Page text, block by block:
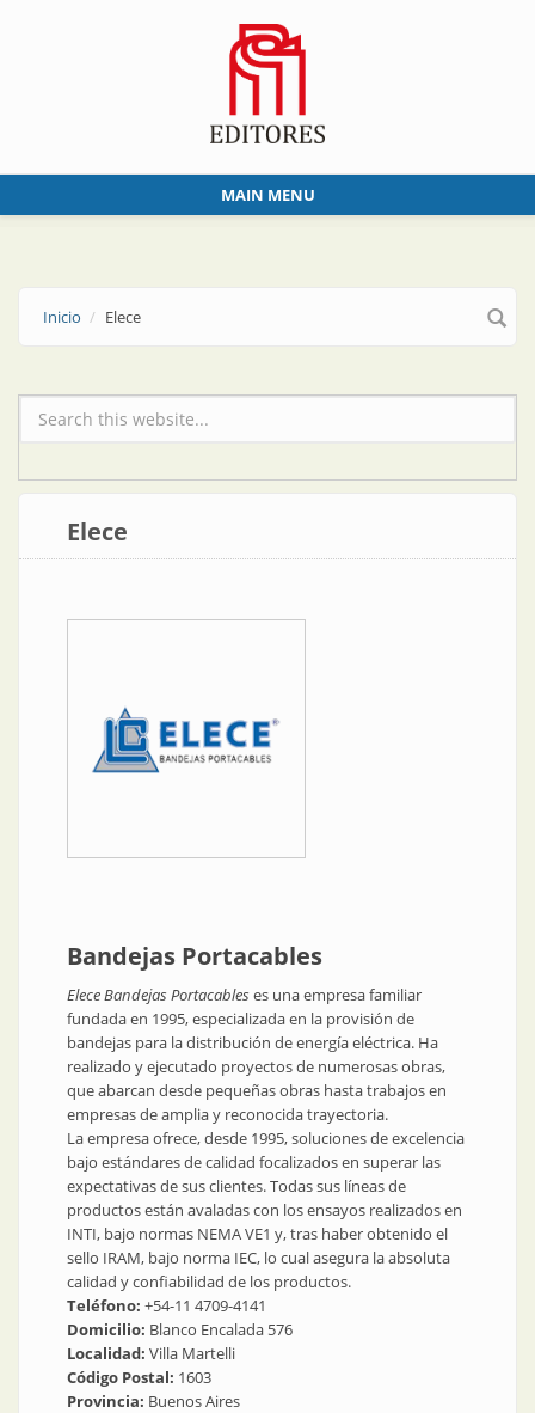
MAIN MENU
Inicio Elece
Formulario de búsqueda
Elece
Bandejas Portacables
Elece Bandejas Portacableses una empresa familiar
fundada en 1995, especializada en la provisión de
bandejas para la distribución de energía eléctrica. Ha
realizado y ejecutado proyectos de numerosas obras,
que abarcan desde pequeñas obras hasta trabajos en
empresas de amplia y reconocida trayectoria.
La empresa ofrece, desde 1995, soluciones de excelencia
bajo estándares de calidad focalizados en superar las
expectativas de sus clientes. Todas sus líneas de
productos están avaladas con los ensayos realizados en
INTI, bajo normas NEMA VE1 y, tras haber obtenido el
sello IRAM, bajo norma IEC, lo cual asegura la absoluta
calidad y confiabilidad de los productos.
Teléfono: +54-11 4709-4141
Domicilio: Blanco Encalada 576
Localidad: Villa Martelli
Código Postal: 1603
Provincia: Buenos Aires